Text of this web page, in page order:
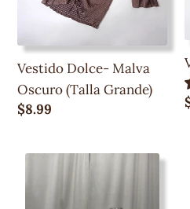
Vestido Dolce- Malva
Oscuro (Talla Grande)
Precio
$8.99
Corset